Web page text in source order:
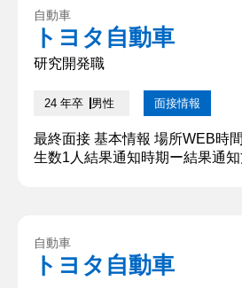
限から対面で行う従来型の協賛
ました。しかし、次年度以降の
の獲得が必要であると...
自動車
トヨタ自動車
研究開発職
24 年卒 男性 面接情報
最終面接 基本情報 場所WEB時
生数1人結果通知時期ー結果通
るものとして、有機太陽電池が
す。 有機太陽電池はフレキシブ
自動車
トヨタ自動車